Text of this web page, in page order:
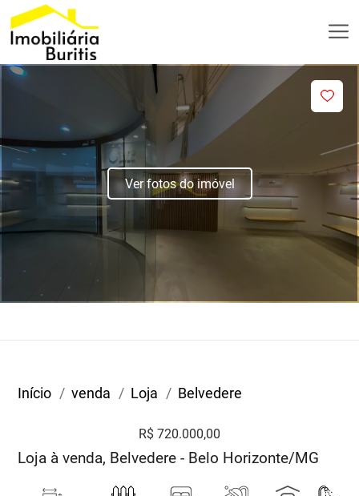
Ver fotos do imóvel
Início venda Loja Belvedere
R$ 720.000,00
Loja à venda, Belvedere - Belo Horizonte/MG